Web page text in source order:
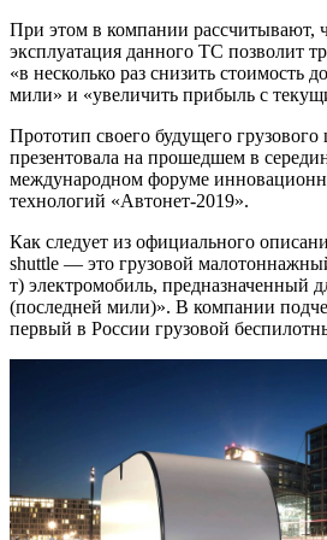
При этом в компании рассчитывают,
эксплуатация данного ТС позволит
«в несколько раз снизить стоимость
мили» и «увеличить прибыль с
Прототип своего будущего грузового
презентовала на прошедшем в
международном форуме
технологий «Автонет-2019».
Как следует из официального
shuttle — это грузовой
т) электромобиль, предназначенный
(последней мили)». В компании
первый в России грузовой